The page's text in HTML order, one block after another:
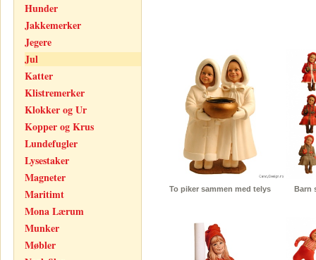
Hunder
Jakkemerker
Jegere
Jul
Katter
Klistremerker
Klokker og Ur
Kopper og Krus
Lundefugler
Lysestaker
Magneter
Maritimt
Mona Lærum
Munker
Møbler
To piker sammen med telys Barn